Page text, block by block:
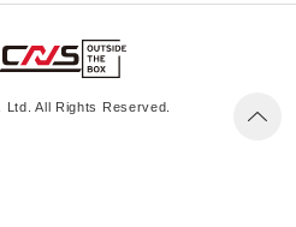
All Rights Reserved.